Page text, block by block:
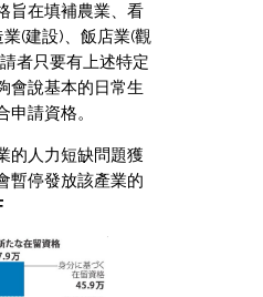
旨在填補農業、看
(建設)、飯店業(觀
者只要有上述特定
會說基本的日常生
申請資格。
的人力短缺問題獲
暫停發放該產業的